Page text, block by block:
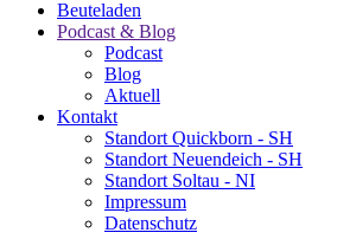
Beuteladen
Podcast & Blog
Podcast
Blog
Aktuell
Kontakt
Standort Quickborn - SH
Standort Neuendeich - SH
Standort Soltau - NI
Impressum
Datenschutz